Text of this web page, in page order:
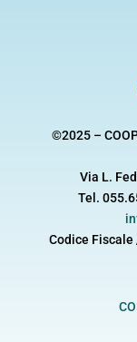
©2025 –
Via L.
Tel.
Codice Fiscale